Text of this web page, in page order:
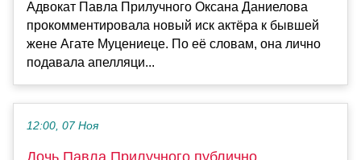
Адвокат Павла Прилучного Оксана Даниелова
прокомментировала новый иск актёра к бывшей
жене Агате Муцениеце. По её словам, она лично
подавала апелляци...
12:00, 07 Ноя
Дочь Павла Прилучного публично